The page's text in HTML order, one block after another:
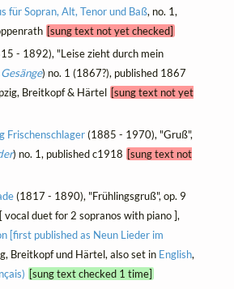
für Sopran, Alt, Tenor und Baß, no. 1,
[sung text not yet checked]
- 1892), "Leise zieht durch mein
) no. 1 (1867?), published 1867
Breitkopf & Härtel [sung text not yet
Frischenschlager(1885 - 1970), "Gruß",
) no. 1, published c1918 [sung text not
(1817 - 1890), "Frühlingsgruß", op. 9
vocal duet for 2 sopranos with piano ],
[first published as Neun Lieder im
Breitkopf und Härtel, also set in English,
[sung text checked 1 time]